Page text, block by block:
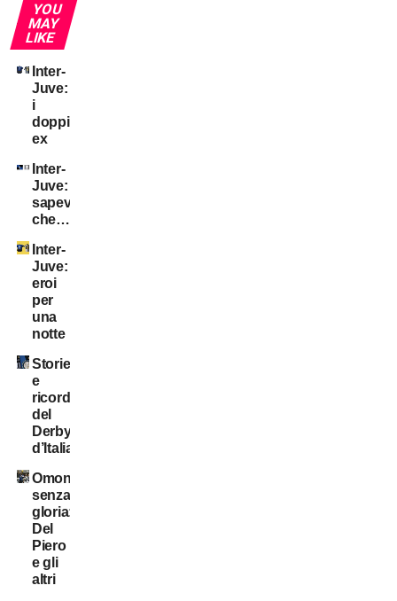
YOU
MAY
LIKE
Inter-
Juve:
i
doppi
ex
Inter-
Juve:
sapevate
che…?
Inter-
Juve:
eroi
per
una
notte
Storie
e
ricordi
del
Derby
d’Italia
Omonimi
senza
gloria:
Del
Piero
e gli
altri